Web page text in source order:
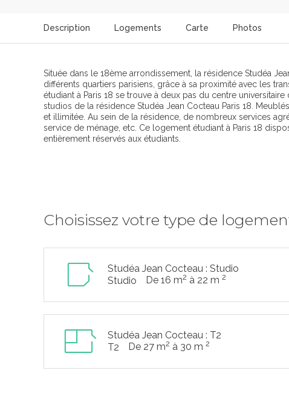
Description Logements Carte Photos
Située dans le 18ème arrondissement, la résidence Studéa
différents quartiers parisiens, grâce à sa proximité avec les
étudiant à Paris 18 se trouve à deux pas du centre
studios de la résidence Studéa Jean Cocteau Paris 18.
et illimitée. Au sein de la résidence, de nombreux services
service de ménage, etc. Ce logement étudiant à Paris 18
entièrement réservés aux étudiants.
Choisissez votre type de
Studéa Jean Cocteau : Studio
Studio
De 16 m2 à 22 m 2
Studéa Jean Cocteau : T2
T2
De 27 m2 à 30 m 2